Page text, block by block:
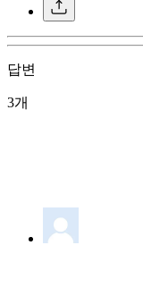
답변
3개